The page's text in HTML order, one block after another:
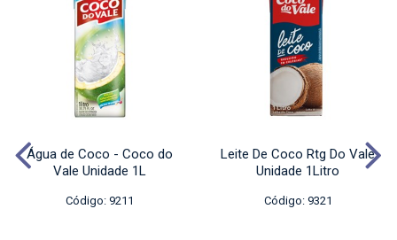
Água de Coco - Coco do
Vale Unidade 1L
Código: 9211
Leite De Coco Rtg Do Vale
Unidade 1Litro
Código: 9321